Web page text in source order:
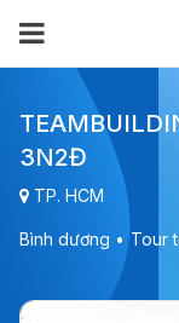
3N2Đ
TP. HCM
Bình dương Tour